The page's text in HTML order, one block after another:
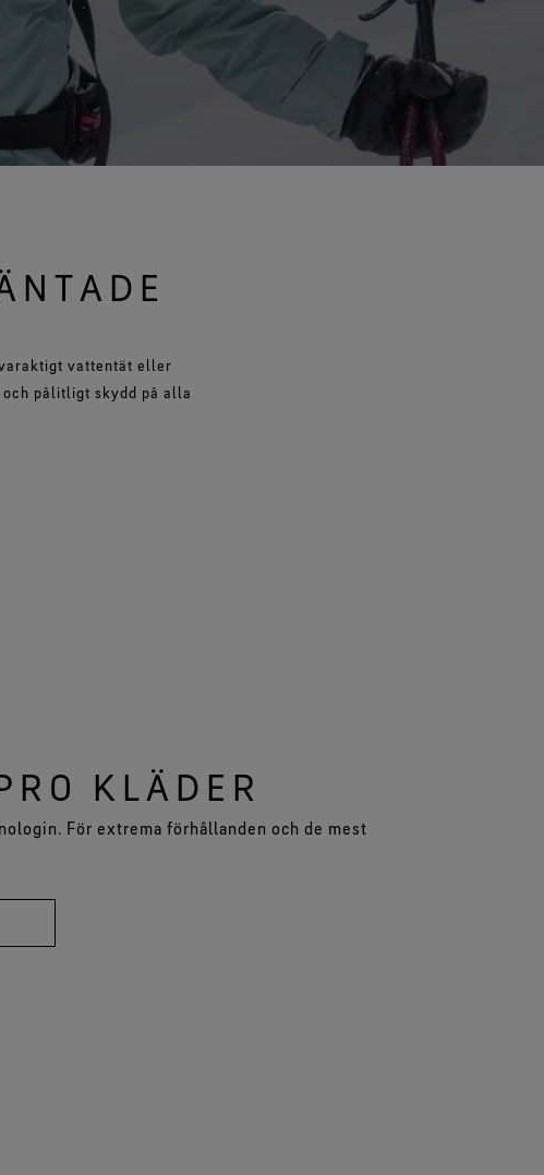
Se alla teknologier för skor och
exceptionell komfort.
Se alla teknologier för handskar
vattentät eller
pålitligt skydd på alla
KLÄDER
För extrema förhållanden och de mest